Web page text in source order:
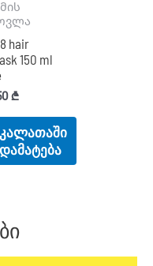
hair
150 ml
₾
კალათაში
დამატება